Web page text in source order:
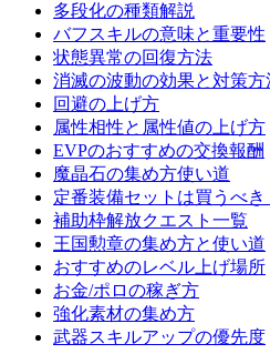
多段化の種類解説
バフスキルの意味と重要性
状態異常の回復方法
消滅の波動の効果と対策方
回避の上げ方
属性相性と属性値の上げ方
EVPのおすすめの交換報酬
魔晶石の集め方使い道
定番装備セットは買うべき
補助枠解放クエスト一覧
王国勲章の集め方と使い道
おすすめのレベル上げ場所
お金/ポロの稼ぎ方
強化素材の集め方
武器スキルアップの優先度